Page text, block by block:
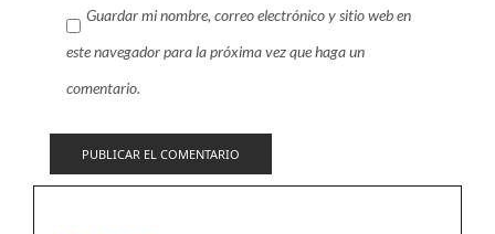
Guardar mi nombre, correo electrónico y sitio web en
este navegador para la próxima vez que haga un
comentario.